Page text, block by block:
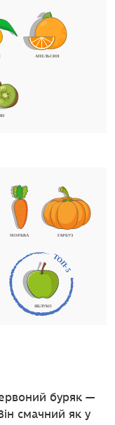
буряк —
смачний як у